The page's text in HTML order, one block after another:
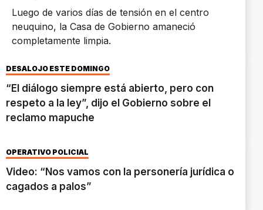
Luego de varios días de tensión en el centro
neuquino, la Casa de Gobierno amaneció
completamente limpia.
DESALOJO ESTE DOMINGO
“El diálogo siempre está abierto, pero con
respeto a la ley”, dijo el Gobierno sobre el
reclamo mapuche
OPERATIVO POLICIAL
Video: “Nos vamos con la personería jurídica o
cagados a palos”